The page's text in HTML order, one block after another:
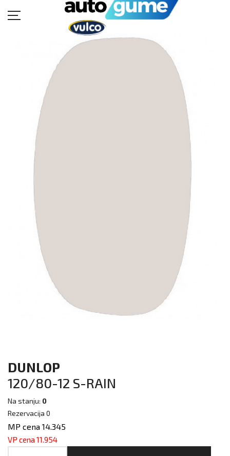
AUTO GUME
BUKVAR GUMA
KATALOZI
KONTAKT
DUNLOP
120/80-12 S-RAIN
Na stanju: 0
Rezervacija 0
MP cena 14.345
VP cena 11.954